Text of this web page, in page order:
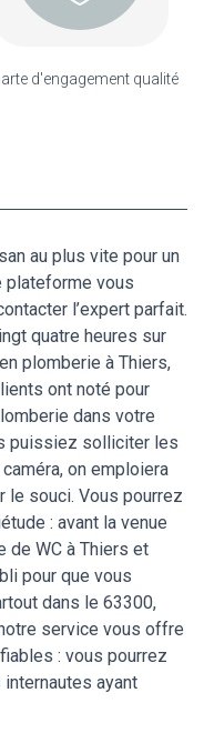
d'engagement qualité
au plus vite pour un
plateforme vous
l’expert parfait.
quatre heures sur
plomberie à Thiers,
ont noté pour
dans votre
puissiez solliciter les
on emploiera
le souci. Vous pourrez
: avant la venue
de WC à Thiers et
pour que vous
dans le 63300,
service vous offre
: vous pourrez
ayant